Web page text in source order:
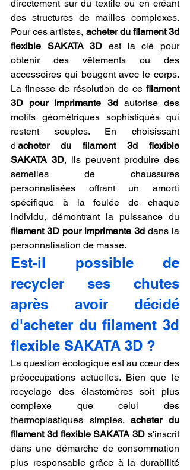
directement sur du textile ou en créant
des structures de mailles complexes.
Pour ces artistes, acheter du filament 3d
flexible SAKATA 3D est la clé pour
obtenir des vêtements ou des
accessoires qui bougent avec le corps.
La finesse de résolution de ce filament
3D pour imprimante 3d autorise des
motifs géométriques sophistiqués qui
restent souples. En choisissant
d'acheter du filament 3d flexible
SAKATA 3D, ils peuvent produire des
semelles de chaussures
personnalisées offrant un amorti
spécifique à la foulée de chaque
filament 3D pour imprimante 3d dans la
personnalisation de masse.
Est-il possible de
recycler ses chutes
après avoir décidé
d'acheter du filament 3d
flexible SAKATA 3D ?
La question écologique est au cœur des
préoccupations actuelles. Bien que le
recyclage des élastomères soit plus
complexe que celui des
thermoplastiques simples, acheter du
filament 3d flexible SAKATA 3D s'inscrit
dans une démarche de consommation
plus responsable grâce à la durabilité